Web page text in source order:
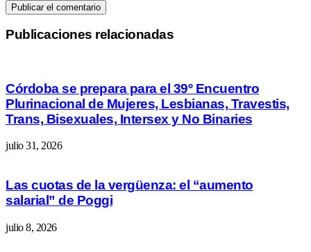
Publicaciones relacionadas
Córdoba se prepara para el 39º Encuentro
Plurinacional de Mujeres, Lesbianas, Travestis,
Trans, Bisexuales, Intersex y No Binaries
julio 31, 2026
Las cuotas de la vergüenza: el “aumento
salarial” de Poggi
julio 8, 2026